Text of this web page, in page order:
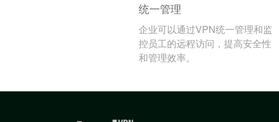
统一管理
企业可以通过VPN统一管理和监
控员工的远程访问，提高安全性
和管理效率。